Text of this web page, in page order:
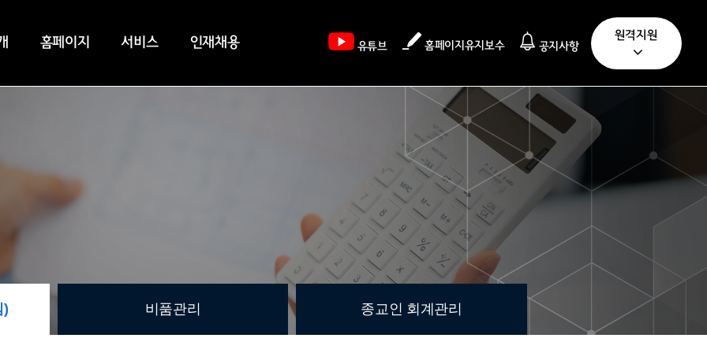
홈페이지 서비스 인재채용 유튜브 홈페이지유지보수 공지사항
원격지원
) 비품관리 종교인 회계관리